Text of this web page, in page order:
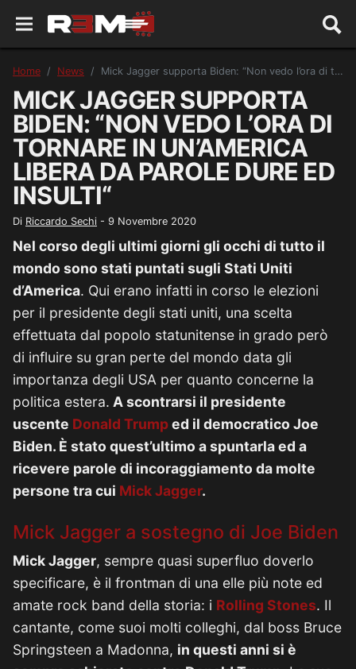
Home News Mick Jagger supporta Biden: “Non vedo l’ora di tornare in un’America libera da parole dure ed insulti“
MICK JAGGER SUPPORTA
BIDEN: “NON VEDO L’ORA DI
TORNARE IN UN’AMERICA
LIBERA DA PAROLE DURE ED
INSULTI“
Di Riccardo Sechi - 9 Novembre 2020
Nel corso degli ultimi giorni gli occhi di tutto il
mondo sono stati puntati sugli Stati Uniti
d’America. Qui erano infatti in corso le elezioni
per il presidente degli stati uniti, una scelta
effettuata dal popolo statunitense in grado però
di influire su gran perte del mondo data gli
importanza degli USA per quanto concerne la
politica estera. A scontrarsi il presidente
uscente Donald Trumped il democratico Joe
Biden. È stato quest’ultimo a spuntarla ed a
ricevere parole di incoraggiamento da molte
persone tra cui Mick Jagger.
Mick Jagger a sostegno di Joe Biden
Mick Jagger, sempre quasi superfluo doverlo
specificare, è il frontman di una elle più note ed
amate rock band della storia: i Rolling Stones. Il
cantante, come suoi molti colleghi, dal boss Bruce
Springsteen a Madonna, in questi anni si è